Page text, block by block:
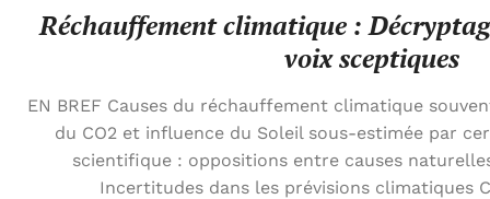
Réchauffement climatique :
voix sceptiques
EN BREF Causes du réchauffement climatique
du CO2 et influence du Soleil sous-estimée par
scientifique : oppositions entre causes
Incertitudes dans les prévisions climatiques